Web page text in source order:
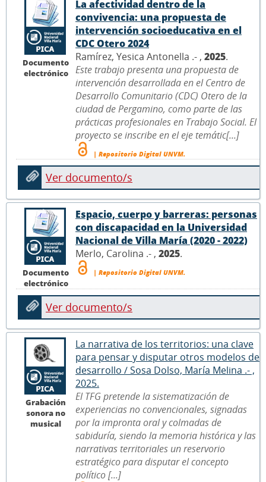
Documento
electrónico
La afectividad dentro de la
convivencia: una propuesta de
intervención socioeducativa en el
CDC Otero 2024
Ramírez, Yesica Antonella .- , 2025.
Este trabajo presenta una propuesta de
intervención desarrollada en el Centro de
Desarrollo Comunitario (CDC) Otero de la
ciudad de Pergamino, como parte de las
prácticas profesionales en Trabajo Social. El
proyecto se inscribe en el eje temátic[...]
| Repositorio Digital UNVM.
Ver documento/s
Documento
electrónico
Espacio, cuerpo y barreras: personas
con discapacidad en la Universidad
Nacional de Villa María (2020 - 2022)
Merlo, Carolina .- , 2025.
| Repositorio Digital UNVM.
Ver documento/s
Grabación
sonora no
musical
La narrativa de los territorios: una clave
para pensar y disputar otros modelos de
desarrollo / Sosa Dolso, María Melina .- ,
2025.
El TFG pretende la sistematización de
experiencias no convencionales, signadas
por la impronta oral y colmadas de
sabiduría, siendo la memoria histórica y las
narrativas territoriales un reservorio
estratégico para disputar el concepto
político [...]